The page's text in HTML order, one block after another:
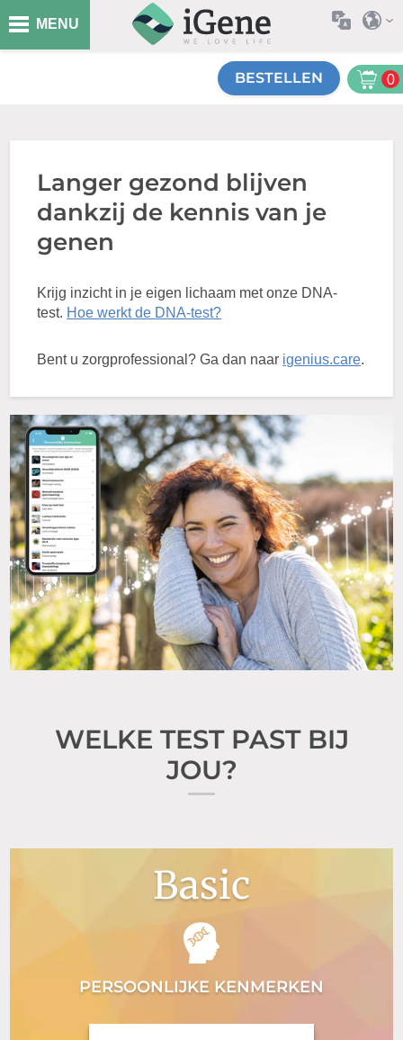
MENU
BESTELLEN 0
Langer gezond blijven
dankzij de kennis van je
genen
Krijg inzicht in je eigen lichaam met onze DNA-
test. Hoe werkt de DNA-test?
Bent u zorgprofessional? Ga dan naar igenius.care.
WELKE TEST PAST BIJ
JOU?
Basic
PERSOONLIJKE KENMERKEN